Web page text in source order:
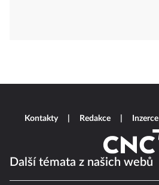
Další témata z našich webů
Kontakty Redakce Inzerce